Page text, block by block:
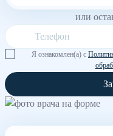
или
Я ознакомлен(а) с